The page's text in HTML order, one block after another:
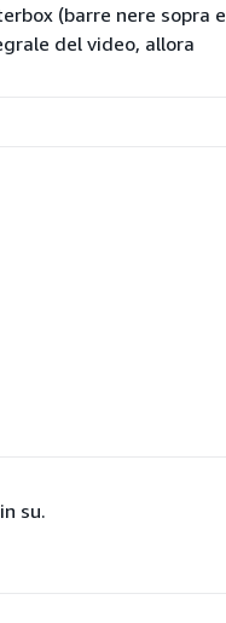
(barre nere sopra e
del video, allora
su.